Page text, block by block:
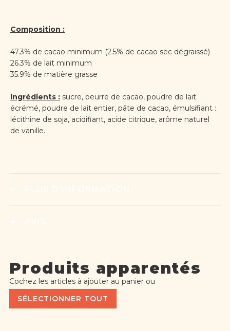
Composition :
47.3% de cacao minimum (2.5% de cacao sec dégraissé)
26.3% de lait minimum
35.9% de matière grasse
Ingrédients :sucre, beurre de cacao, poudre de lait
écrémé, poudre de lait entier, pâte de cacao, émulsifiant :
lécithine de soja, acidifiant, acide citrique, arôme naturel
de vanille.
Produits apparentés
Cochez les articles à ajouter au panier ou
SÉLECTIONNER TOUT